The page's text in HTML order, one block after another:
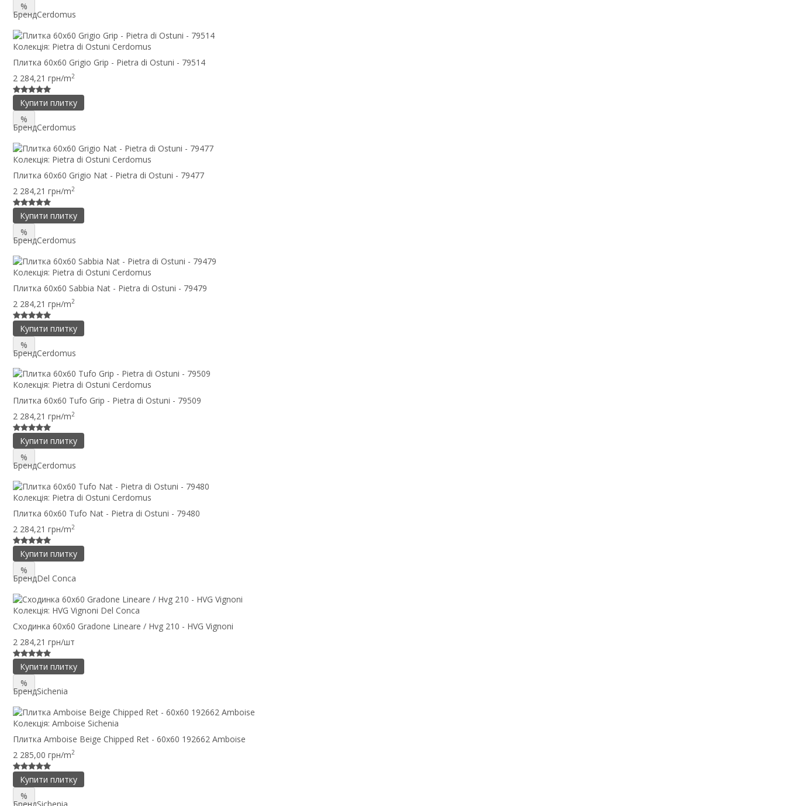
%
БрендCerdomus
Колекція: Pietra di Ostuni Cerdomus
Плитка 60x60 Grigio Grip - Pietra di Ostuni - 79514
2 284,21 грн/m2
Купити плитку
%
БрендCerdomus
Колекція: Pietra di Ostuni Cerdomus
Плитка 60x60 Grigio Nat - Pietra di Ostuni - 79477
2 284,21 грн/m2
Купити плитку
%
БрендCerdomus
Колекція: Pietra di Ostuni Cerdomus
Плитка 60x60 Sabbia Nat - Pietra di Ostuni - 79479
2 284,21 грн/m2
Купити плитку
%
БрендCerdomus
Колекція: Pietra di Ostuni Cerdomus
Плитка 60x60 Tufo Grip - Pietra di Ostuni - 79509
2 284,21 грн/m2
Купити плитку
%
БрендCerdomus
Колекція: Pietra di Ostuni Cerdomus
Плитка 60x60 Tufo Nat - Pietra di Ostuni - 79480
2 284,21 грн/m2
Купити плитку
%
БрендDel Conca
Колекція: HVG Vignoni Del Conca
Сходинка 60x60 Gradone Lineare / Hvg 210 - HVG Vignoni
2 284,21 грн/шт
Купити плитку
%
БрендSichenia
Колекція: Amboise Sichenia
Плитка Amboise Beige Chipped Ret - 60x60 192662 Amboise
2 285,00 грн/m2
Купити плитку
%
БрендSichenia